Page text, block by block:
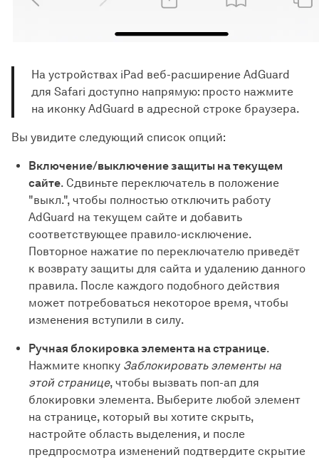
На устройствах iPad веб-расширение AdGuard
для Safari доступно напрямую: просто нажмите
на иконку AdGuard в адресной строке браузера.
Вы увидите следующий список опций:
Включение/выключение защиты на текущем
сайте. Сдвиньте переключатель в положение
"выкл.", чтобы полностью отключить работу
AdGuard на текущем сайте и добавить
соответствующее правило-исключение.
Повторное нажатие по переключателю приведёт
к возврату защиты для сайта и удалению данного
правила. После каждого подобного действия
может потребоваться некоторое время, чтобы
изменения вступили в силу.
Ручная блокировка элемента на странице.
Нажмите кнопку Заблокировать элементы на
этой странице, чтобы вызвать поп-ап для
блокировки элемента. Выберите любой элемент
на странице, который вы хотите скрыть,
настройте область выделения, и после
предпросмотра изменений подтвердите скрытие